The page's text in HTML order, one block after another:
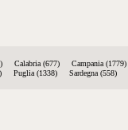
Calabria (677) Campania (1779)
Puglia (1338) Sardegna (558)